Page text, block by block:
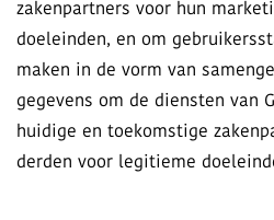
zakenpartners voor hun
doeleinden, en om
maken in de vorm van
gegevens om de diensten van
huidige en toekomstige
derden voor legitieme